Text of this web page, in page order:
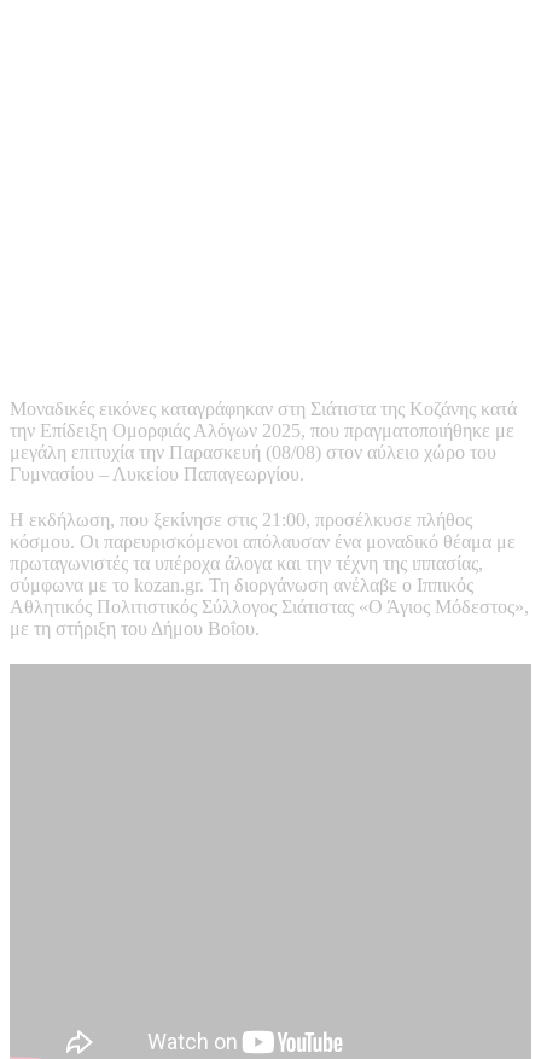
Μοναδικές εικόνες καταγράφηκαν στη Σιάτιστα της Κοζάνης κατά
την Επίδειξη Ομορφιάς Αλόγων 2025, που πραγματοποιήθηκε με
μεγάλη επιτυχία την Παρασκευή (08/08) στον αύλειο χώρο του
Γυμνασίου – Λυκείου Παπαγεωργίου.
Η εκδήλωση, που ξεκίνησε στις 21:00, προσέλκυσε πλήθος
κόσμου. Οι παρευρισκόμενοι απόλαυσαν ένα μοναδικό θέαμα με
πρωταγωνιστές τα υπέροχα άλογα και την τέχνη της ιππασίας,
σύμφωνα με το kozan.gr. Τη διοργάνωση ανέλαβε ο Ιππικός
Αθλητικός Πολιτιστικός Σύλλογος Σιάτιστας «Ο Άγιος Μόδεστος»,
με τη στήριξη του Δήμου Βοΐου.